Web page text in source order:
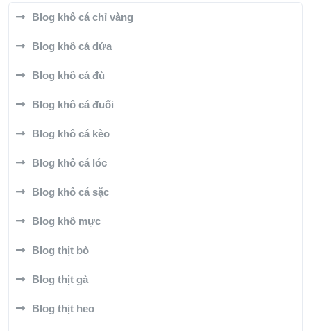
Blog khô cá chỉ vàng
Blog khô cá dứa
Blog khô cá đù
Blog khô cá đuối
Blog khô cá kèo
Blog khô cá lóc
Blog khô cá sặc
Blog khô mực
Blog thịt bò
Blog thịt gà
Blog thịt heo